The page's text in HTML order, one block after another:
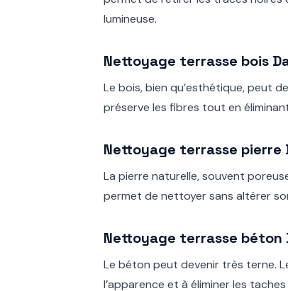
lumineuse.
Nettoyage terrasse bois
Le bois, bien qu’esthétique, peut
préserve les fibres tout en
Nettoyage terrasse pierre
La pierre naturelle, souvent
permet de nettoyer sans altérer
Nettoyage terrasse béton
Le béton peut devenir très terne.
l’apparence et à éliminer les